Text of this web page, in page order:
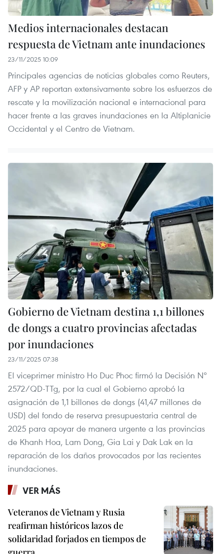
Medios internacionales destacan
respuesta de Vietnam ante inundaciones
23/11/2025 10:09
Principales agencias de noticias globales como Reuters,
AFP y AP reportan extensivamente sobre los esfuerzos de
rescate y la movilización nacional e internacional para
hacer frente a las graves inundaciones en la Altiplanicie
Occidental y el Centro de Vietnam.
Gobierno de Vietnam destina 1,1 billones
de dongs a cuatro provincias afectadas
por inundaciones
23/11/2025 07:38
El viceprimer ministro Ho Duc Phoc firmó la Decisión Nº
2572/QD-TTg, por la cual el Gobierno aprobó la
asignación de 1,1 billones de dongs (41,47 millones de
USD) del fondo de reserva presupuestaria central de
2025 para apoyar de manera urgente a las provincias
de Khanh Hoa, Lam Dong, Gia Lai y Dak Lak en la
reparación de los daños provocados por las recientes
inundaciones.
VER MÁS
Veteranos de Vietnam y Rusia
reafirman históricos lazos de
solidaridad forjados en tiempos de